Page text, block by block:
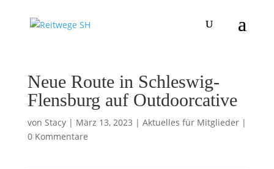
Neue Route in Schleswig-
Flensburg auf Outdoorcative
von Stacy| März 13, 2023 | Aktuelles für Mitglieder|
0 Kommentare